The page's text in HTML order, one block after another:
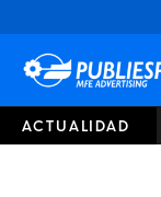
ACTUALIDAD